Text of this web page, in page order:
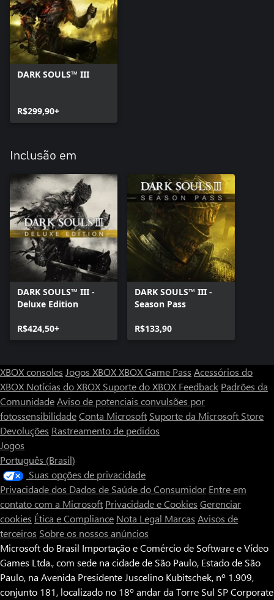
DARK SOULS™ III
R$299,90+
Inclusão em
DARK SOULS™ III -
Deluxe Edition
R$424,50+
DARK SOULS™ III -
Season Pass
R$133,90
XBOX consoles Jogos XBOXXBOX Game Pass Acessórios do
XBOX Notícias do XBOX Suporte do XBOX Feedback Padrões da
ComunidadeAviso de potenciais convulsões por
fotossensibilidadeConta Microsoft Suporte da Microsoft Store
Devoluções Rastreamento de pedidos
Jogos
Português (Brasil)
Suas opções de privacidade
Privacidade dos Dados de Saúde do Consumidor Entre em
contato com a Microsoft Privacidade e Cookies Gerenciar
cookies Ética e Compliance Nota Legal Marcas Avisos de
terceiros Sobre os nossos anúncios
Microsoft do Brasil Importação e Comércio de Software e Vídeo
Games Ltda., com sede na cidade de São Paulo, Estado de São
Paulo, na Avenida Presidente Juscelino Kubitschek, nº 1.909,
conjunto 181, localizado no 18º andar da Torre Sul SP Corporate